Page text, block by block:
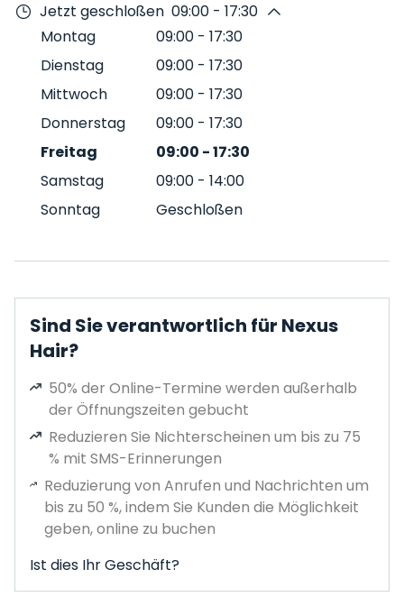
Jetzt geschloßen 09:00 - 17:30
Montag
09:00 - 17:30
Dienstag
09:00 - 17:30
Mittwoch
09:00 - 17:30
Donnerstag
09:00 - 17:30
Freitag
09:00 -17:30
Samstag
09:00 - 14:00
Sonntag
Geschloßen
Sind Sie verantwortlich für Nexus
Hair?
50% der Online-Termine werden außerhalb
der Öffnungszeiten gebucht
Reduzieren Sie Nichterscheinen um bis zu 75
% mit SMS-Erinnerungen
Reduzierung von Anrufen und Nachrichten um
bis zu 50 %, indem Sie Kunden die Möglichkeit
geben, online zu buchen
Ist dies Ihr Geschäft?